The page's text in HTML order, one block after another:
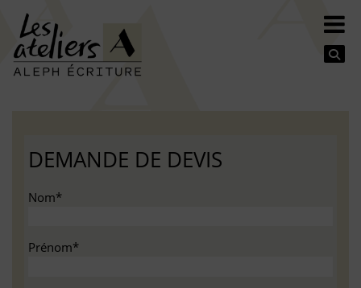
DEMANDE DE DEVIS
Nom*
Prénom*